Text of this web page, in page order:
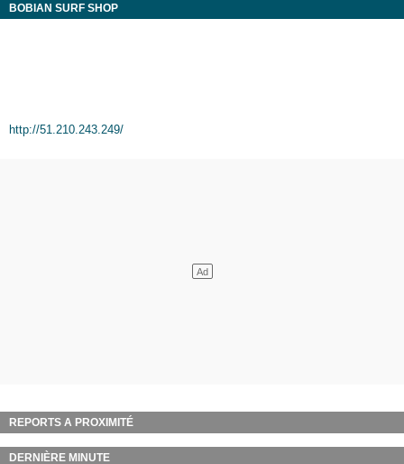
BOBIAN SURF SHOP
http://51.210.243.249/
REPORTS A PROXIMITÉ
DERNIÈRE MINUTE